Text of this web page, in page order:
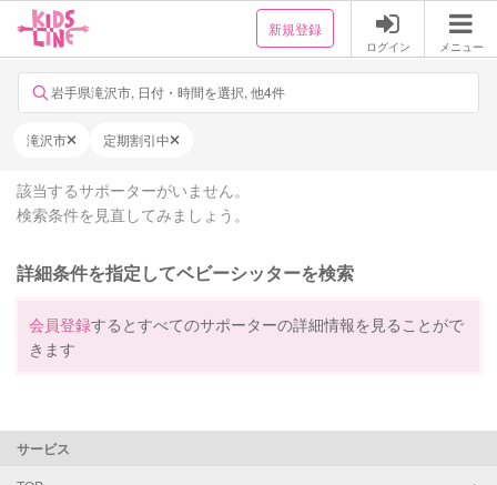
新規登録
ログイン メニュー
岩手県滝沢市, 日付・時間を選択, 他4件
滝沢市 定期割引中
該当するサポーターがいません。
検索条件を見直してみましょう。
詳細条件を指定してベビーシッターを検索
会員登録するとすべてのサポーターの詳細情報を見ることがで
きます
サービス